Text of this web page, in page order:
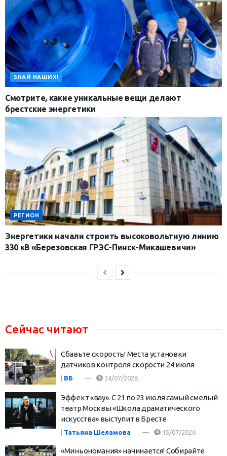
ЗНАЙ НАШИХ!
Смотрите, какие уникальные вещи делают
брестские энергетики
РЕГИОН
Энергетики начали строить высоковольтную линию
330 кВ «Березовская ГРЭС-Пинск-Микашевичи»
Сейчас читают
Сбавьте скорость! Места установки
датчиков контроля скорости 24 июля
| ВБ 24/07/2026
Эффект «вау». С 21 по 23 июля самый смелый
театр Москвы «Школа драматического
искусства» выступит в Бресте
Татьяна Шеламова 15/07/2026
«Миньономания» начинается! Собирайте